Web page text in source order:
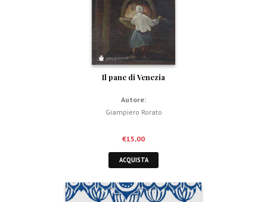
Il pane di Venezia
Autore:
Giampiero Rorato
€15,00
ACQUISTA